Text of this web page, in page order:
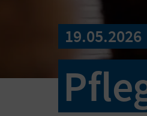
19.05.2026